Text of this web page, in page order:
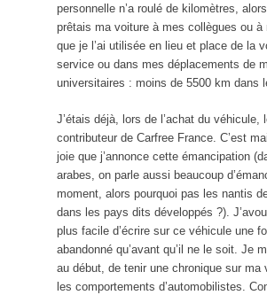
personnelle n’a roulé de kilomètres,
prêtais ma voiture à mes collègues ou à
que je l’ai utilisée en lieu et place de la
service ou dans mes déplacements de
universitaires : moins de 5500 km dans
J’étais déjà, lors de l’achat du véhicule,
contributeur de Carfree France. C’est
joie que j’annonce cette émancipation
arabes, on parle aussi beaucoup
moment, alors pourquoi pas les nantis
dans les pays dits développés ?).
plus facile d’écrire sur ce véhicule une
abandonné qu’avant qu’il ne le soit. Je
au début, de tenir une chronique sur ma
les comportements d’automobilistes.